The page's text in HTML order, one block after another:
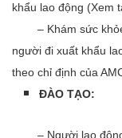
khẩu lao động (Xem
– Khám sức khỏe
người đi xuất khẩu
theo chỉ định của
ĐÀO TẠO:
– Người lao động